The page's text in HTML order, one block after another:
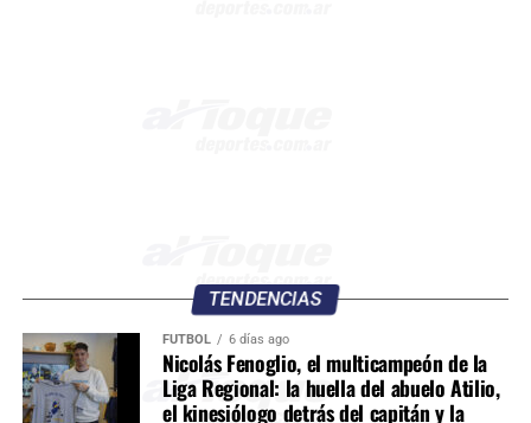
TENDENCIAS
FÚTBOL 6 días ago
Nicolás Fenoglio, el multicampeón de la
Liga Regional: la huella del abuelo Atilio,
el kinesiólogo detrás del capitán y la